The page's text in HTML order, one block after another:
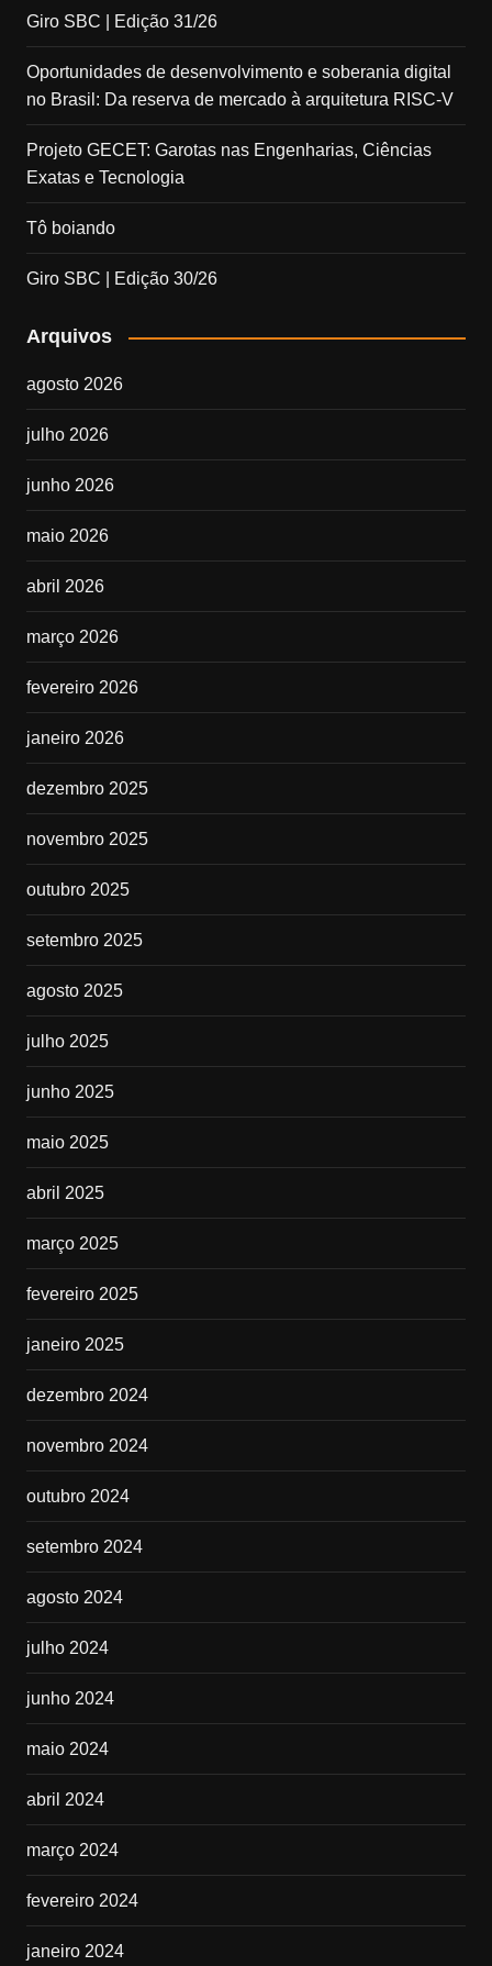
Giro SBC | Edição 31/26
Oportunidades de desenvolvimento e soberania digital
no Brasil: Da reserva de mercado à arquitetura RISC-V
Projeto GECET: Garotas nas Engenharias, Ciências
Exatas e Tecnologia
Tô boiando
Giro SBC | Edição 30/26
Arquivos
agosto 2026
julho 2026
junho 2026
maio 2026
abril 2026
março 2026
fevereiro 2026
janeiro 2026
dezembro 2025
novembro 2025
outubro 2025
setembro 2025
agosto 2025
julho 2025
junho 2025
maio 2025
abril 2025
março 2025
fevereiro 2025
janeiro 2025
dezembro 2024
novembro 2024
outubro 2024
setembro 2024
agosto 2024
julho 2024
junho 2024
maio 2024
abril 2024
março 2024
fevereiro 2024
janeiro 2024